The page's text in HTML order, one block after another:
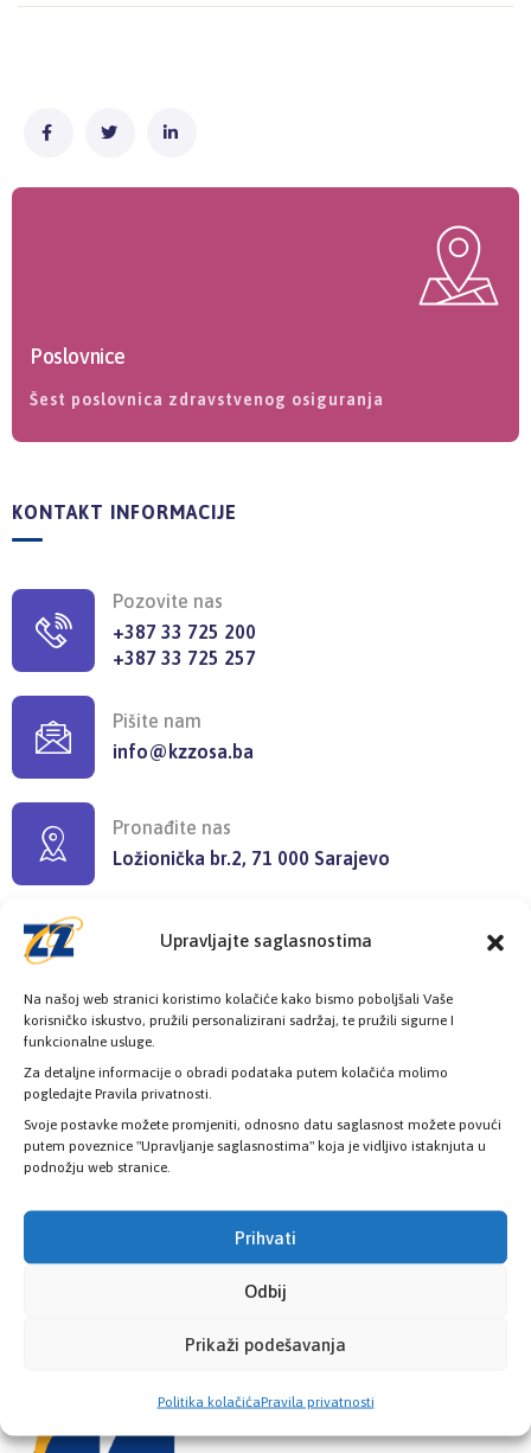
Upravljajte saglasnostima
Na našoj web stranici koristimo kolačiće kako bismo poboljšali Vaše
korisničko iskustvo, pružili personalizirani sadržaj, te pružili sigurne I
funkcionalne usluge.
Za detaljne informacije o obradi podataka putem kolačića molimo
pogledajte Pravila privatnosti.
Svoje postavke možete promjeniti, odnosno datu saglasnost možete povući
putem poveznice "Upravljanje saglasnostima" koja je vidljivo istaknjuta u
podnožju web stranice.
Prihvati
Odbij
Prikaži podešavanja
Politika kolačićaPravila privatnosti
Poslovnice
Šest poslovnica zdravstvenog osiguranja
KONTAKT INFORMACIJE
Pozovite nas
+387 33 725 200
+387 33 725 257
Pišite nam
info@kzzosa.ba
Pronađite nas
Ložionička br.2, 71 000 Sarajevo
Radno vrijeme
Provjerite status vaše elektronske
zdravstvene kartice
PROVJERITE STATUS